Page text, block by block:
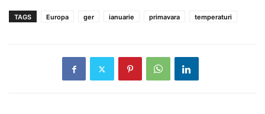
TAGS Europa ger ianuarie primavara temperaturi